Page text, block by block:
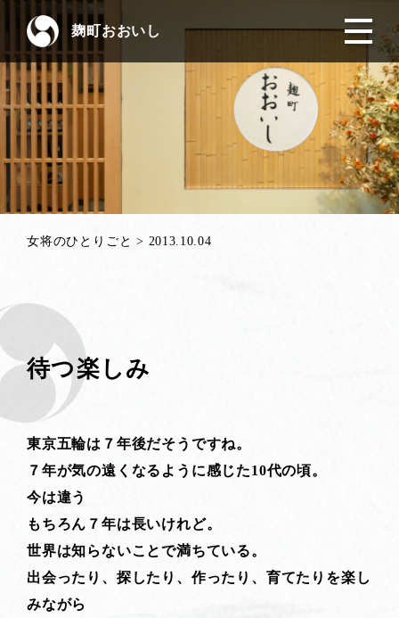
麹町おおいし
女将のひとりごと > 2013.10.04
待つ楽しみ
東京五輪は７年後だそうですね。
７年が気の遠くなるように感じた10代の頃。
今は違う
もちろん７年は長いけれど。
世界は知らないことで満ちている。
出会ったり、探したり、作ったり、育てたりを楽し
みながら